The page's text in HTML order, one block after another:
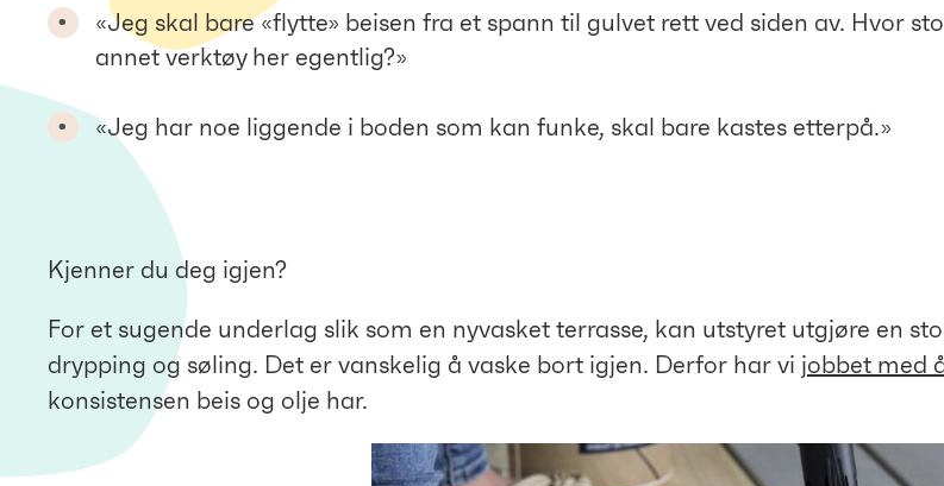
«Jeg skal bare «flytte» beisen fra et spann til gulvet rett ved siden av. Hvor
annet verktøy her egentlig?»
«Jeg har noe liggende i boden som kan funke, skal bare kastes etterpå.»
Kjenner du deg igjen?
For et sugende underlag slik som en nyvasket terrasse, kan utstyret utgjøre en
drypping og søling. Det er vanskelig å vaske bort igjen. Derfor har vi jobbet med
konsistensen beis og olje har.